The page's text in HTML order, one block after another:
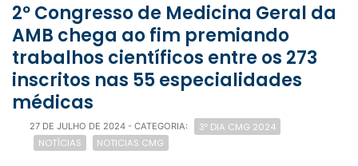
2º Congresso de Medicina Geral da
AMB chega ao fim premiando
trabalhos científicos entre os 273
inscritos nas 55 especialidades
médicas
27 DE JULHO DE 2024 - CATEGORIA:
3º DIA CMG 2024
NOTÍCIAS
NOTICIAS CMG